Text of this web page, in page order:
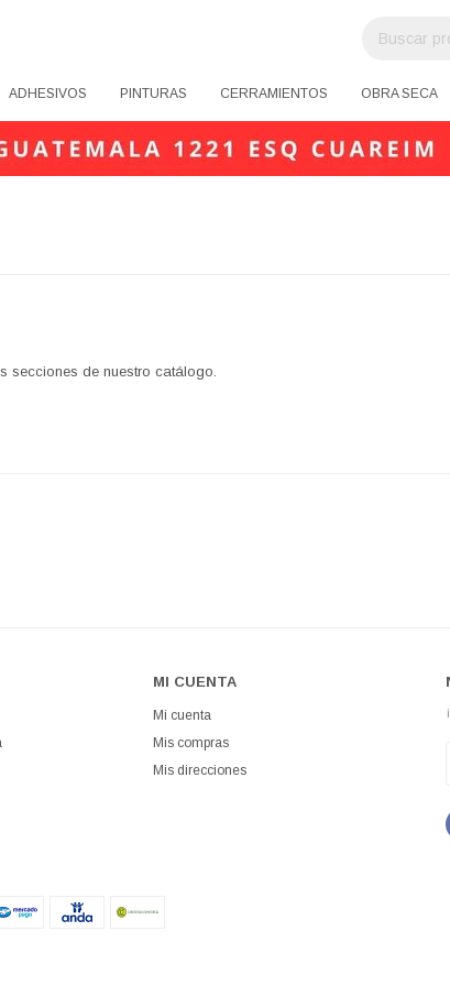
ADHESIVOS PINTURAS CERRAMIENTOS OBRA SECA
secciones de nuestro catálogo.
MI CUENTA
Mi cuenta
Mis compras
Mis direcciones